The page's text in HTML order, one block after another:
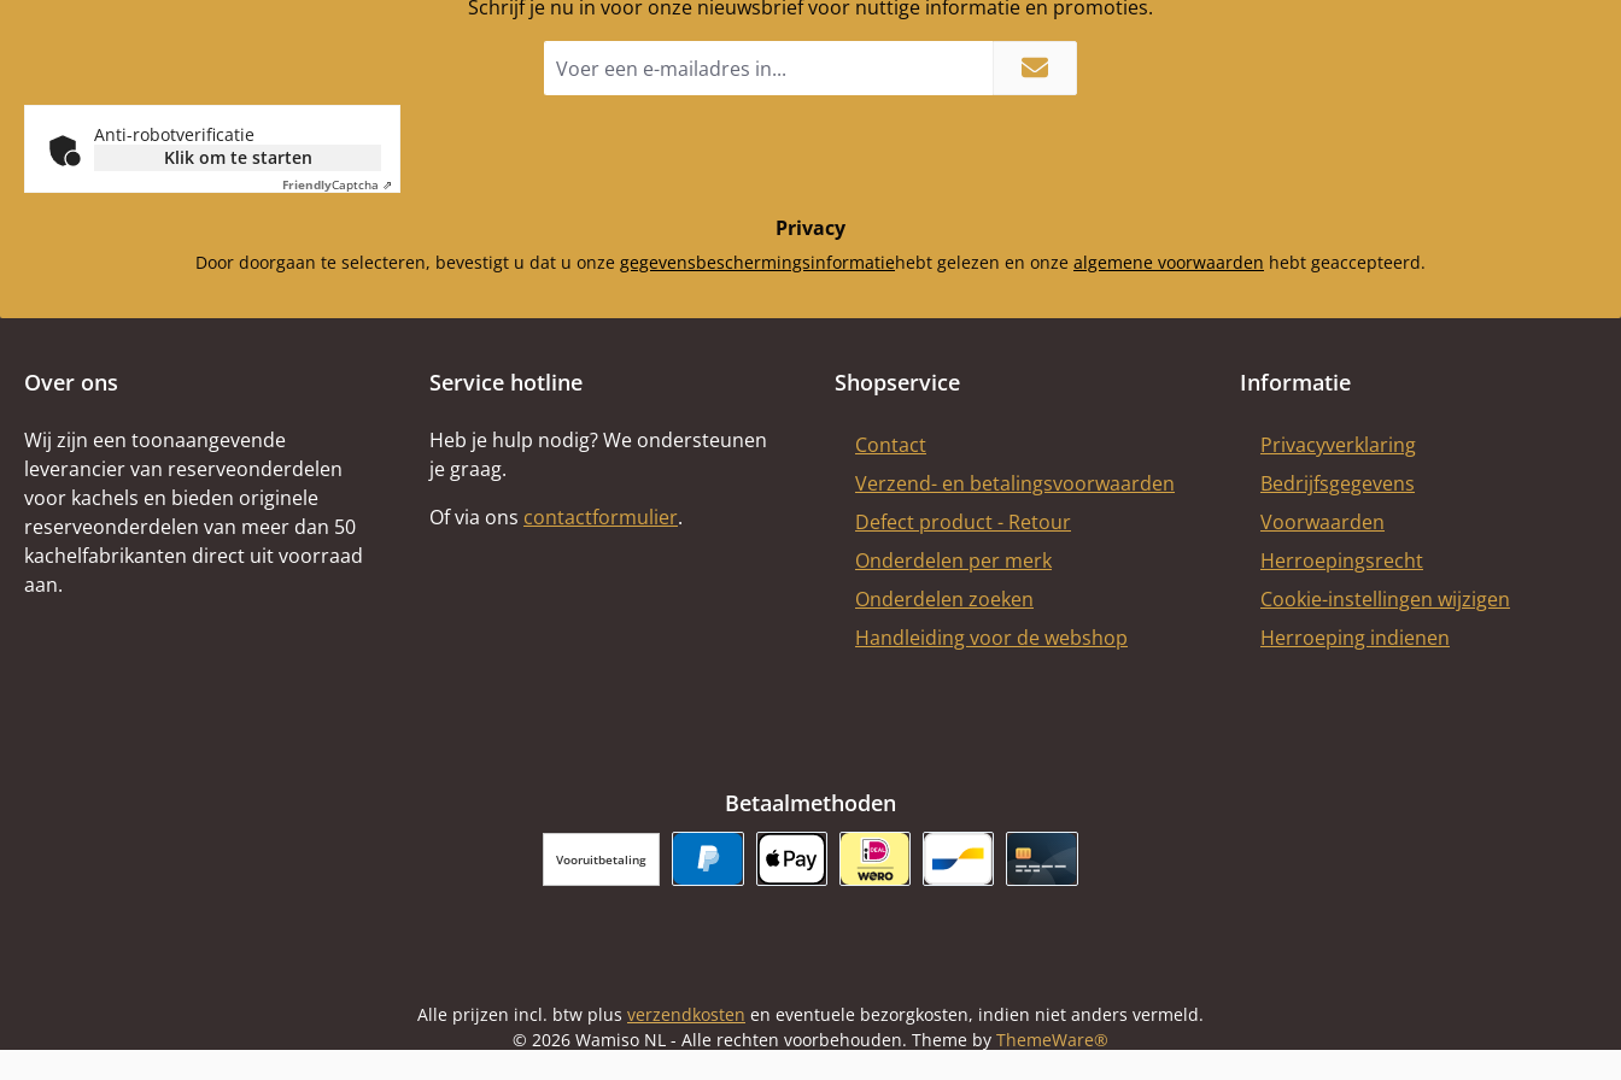
Schrijf je nu in voor onze nieuwsbrief voor nuttige informatie en promoties.
mailadres
Anti-robotverificatie
Klik om te starten
FriendlyCaptcha ⇗
Privacy
Door doorgaan te selecteren, bevestigt u dat u onze gegevensbeschermingsinformatiehebt gelezen en onze algemene voorwaarden hebt geaccepteerd.
Over ons
Wij zijn een toonaangevende
leverancier van reserveonderdelen
voor kachels en bieden originele
reserveonderdelen van meer dan 50
kachelfabrikanten direct uit voorraad
aan.
Service hotline
Heb je hulp nodig? We ondersteunen
je graag.
Of via ons contactformulier.
Shopservice
Contact
Verzend- en betalingsvoorwaarden
Defect product - Retour
Onderdelen per merk
Onderdelen zoeken
Handleiding voor de webshop
Informatie
Privacyverklaring
Bedrijfsgegevens
Voorwaarden
Herroepingsrecht
Cookie-instellingen wijzigen
Herroeping indienen
Betaalmethoden
Vooruitbetaling
Alle prijzen incl. btw plus verzendkosten en eventuele bezorgkosten, indien niet anders vermeld.
© 2026 Wamiso NL - Alle rechten voorbehouden. Theme by ThemeWare®